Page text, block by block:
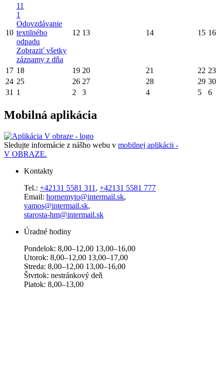
10
11
1
Odovzdávanie
textilného
odpadu
Zobraziť všetky
záznamy z dňa
12 13 14 15 16
17 18 19 20 21 22 23
24 25 26 27 28 29 30
31 1 2 3 4 5 6
Mobilná aplikácia
Sledujte informácie z nášho webu v mobilnej aplikácii -
V OBRAZE.
Kontakty
Tel.: +42131 5581 311 , +42131 5581 777
Email: hornemyto@intermail.sk,
vamos@intermail.sk,
starosta-hm@intermail.sk
Úradné hodiny
Pondelok: 8,00–12,00 13,00–16,00
Utorok: 8,00–12,00 13,00–17,00
Streda: 8,00–12,00 13,00–16,00
Štvrtok: nestránkový deň
Piatok: 8,00–13,00